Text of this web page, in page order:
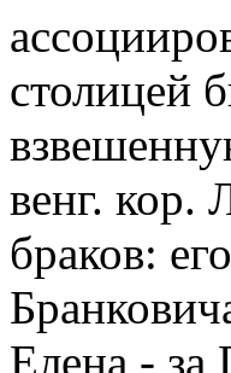
столицей
венг. кор.
браков:
Елена - за